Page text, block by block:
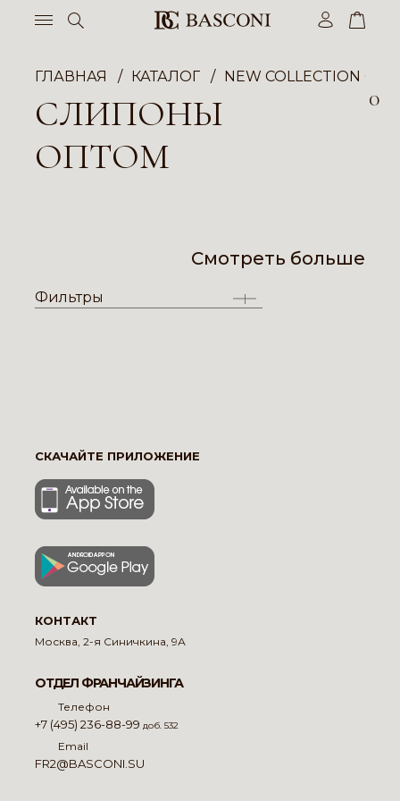
ГЛАВНАЯ КАТАЛОГ NEW COLLECTION
СЛИПОНЫ
ОПТОМ
0
Смотреть больше
Фильтры
СКАЧАЙТЕ ПРИЛОЖЕНИЕ
КОНТАКТ
Москва, 2-я Синичкина, 9А
ОТДЕЛ ФРАНЧАЙЗИНГА
Телефон
+7 (495) 236-88-99 доб. 532
Email
FR2@BASCONI.SU